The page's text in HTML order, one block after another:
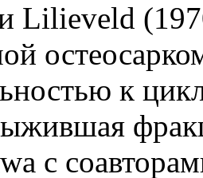
Lilieveld
к
с